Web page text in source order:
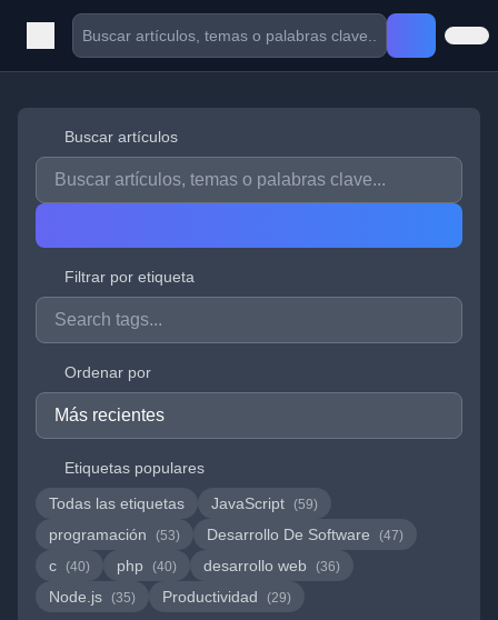
Buscar artículos
Filtrar por etiqueta
Ordenar por
Etiquetas populares
Todas las etiquetas
JavaScript (59)
programación (53) Desarrollo De Software (47)
c (40) php (40) desarrollo web (36)
Node.js (35) Productividad (29)